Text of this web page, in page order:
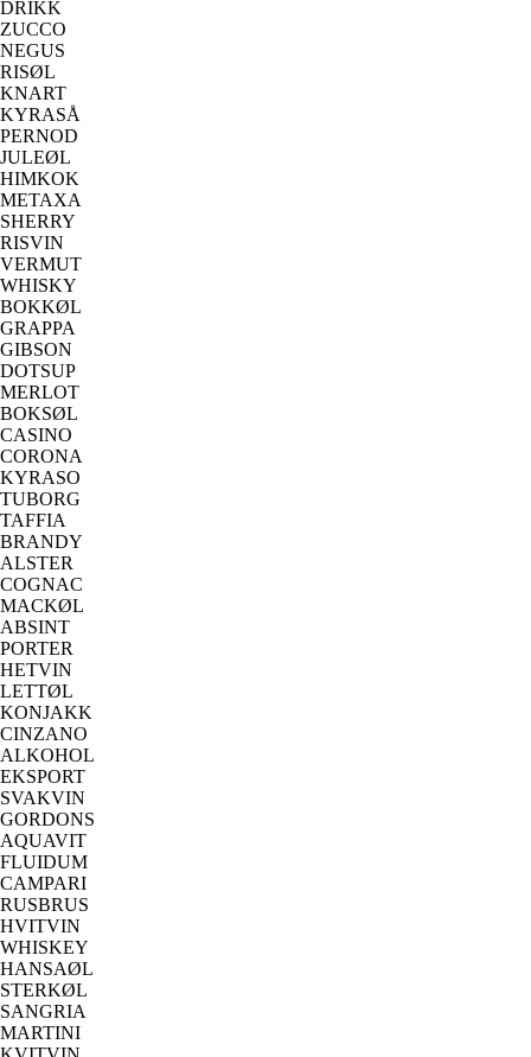
DRIKK
ZUCCO
NEGUS
RISØL
KNART
KYRASÅ
PERNOD
JULEØL
HIMKOK
METAXA
SHERRY
RISVIN
VERMUT
WHISKY
BOKKØL
GRAPPA
GIBSON
DOTSUP
MERLOT
BOKSØL
CASINO
CORONA
KYRASO
TUBORG
TAFFIA
BRANDY
ALSTER
COGNAC
MACKØL
ABSINT
PORTER
HETVIN
LETTØL
KONJAKK
CINZANO
ALKOHOL
EKSPORT
SVAKVIN
GORDONS
AQUAVIT
FLUIDUM
CAMPARI
RUSBRUS
HVITVIN
WHISKEY
HANSAØL
STERKØL
SANGRIA
MARTINI